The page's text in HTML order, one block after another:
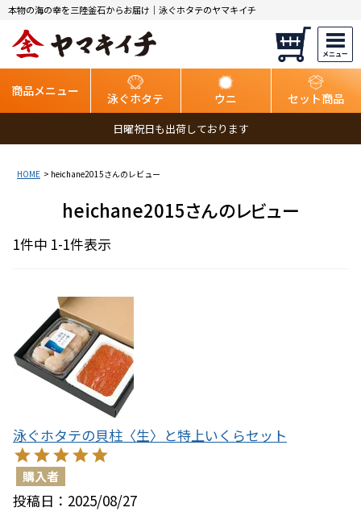
本物の海の幸を三陸釜石からお届け｜泳ぐホタテのヤマキイチ
商品メニュー 泳ぐホタテ ウニ セット商品
日曜祝日も出荷しております
HOME heichane2015さんのレビュー
heichane2015さんのレビュー
1件中 1-1件表示
泳ぐホタテの貝柱〈生〉と特上いくらセット
購入者
投稿日 2025/08/27